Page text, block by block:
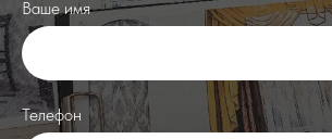
Ваше имя
Телефон